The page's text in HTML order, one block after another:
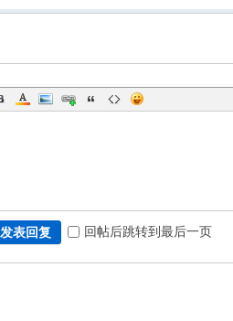
发表回复 回帖后跳转到最后一页